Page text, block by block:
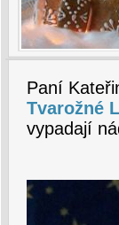
Paní
Tvarožné
vypadají